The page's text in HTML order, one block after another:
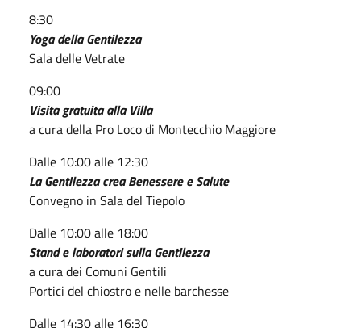
8:30
Yoga della Gentilezza
Sala delle Vetrate
09:00
Visita gratuita alla Villa
a cura della Pro Loco di Montecchio Maggiore
Dalle 10:00 alle 12:30
La Gentilezza crea Benessere e Salute
Convegno in Sala del Tiepolo
Dalle 10:00 alle 18:00
Stand e laboratori sulla Gentilezza
a cura dei Comuni Gentili
Portici del chiostro e nelle barchesse
Dalle 14:30 alle 16:30